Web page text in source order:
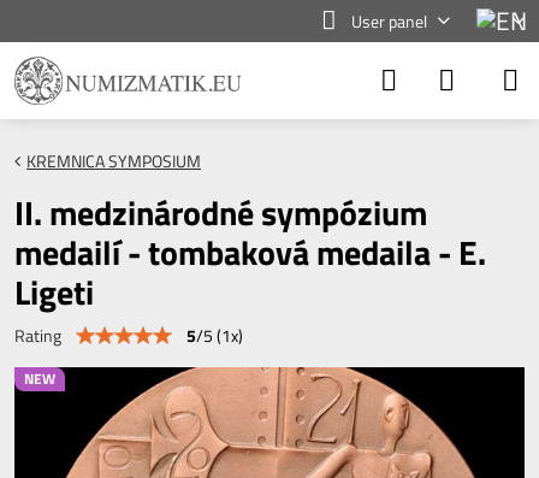
User panel
NEW
KREMNICA SYMPOSIUM
II. medzinárodné sympózium
medailí - tombaková medaila - E.
Ligeti
Rating 5/5(1x)